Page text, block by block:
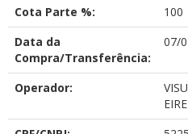
Cota Parte %:
100
Data da
Compra/Transferência:
07/
Operador: